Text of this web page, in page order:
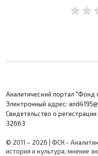
Аналитический портал "Фонд
Электронный адрес:
Cвидетельство о
32663
© 2011 – 2026 | ФСК -
история и культура, мнение